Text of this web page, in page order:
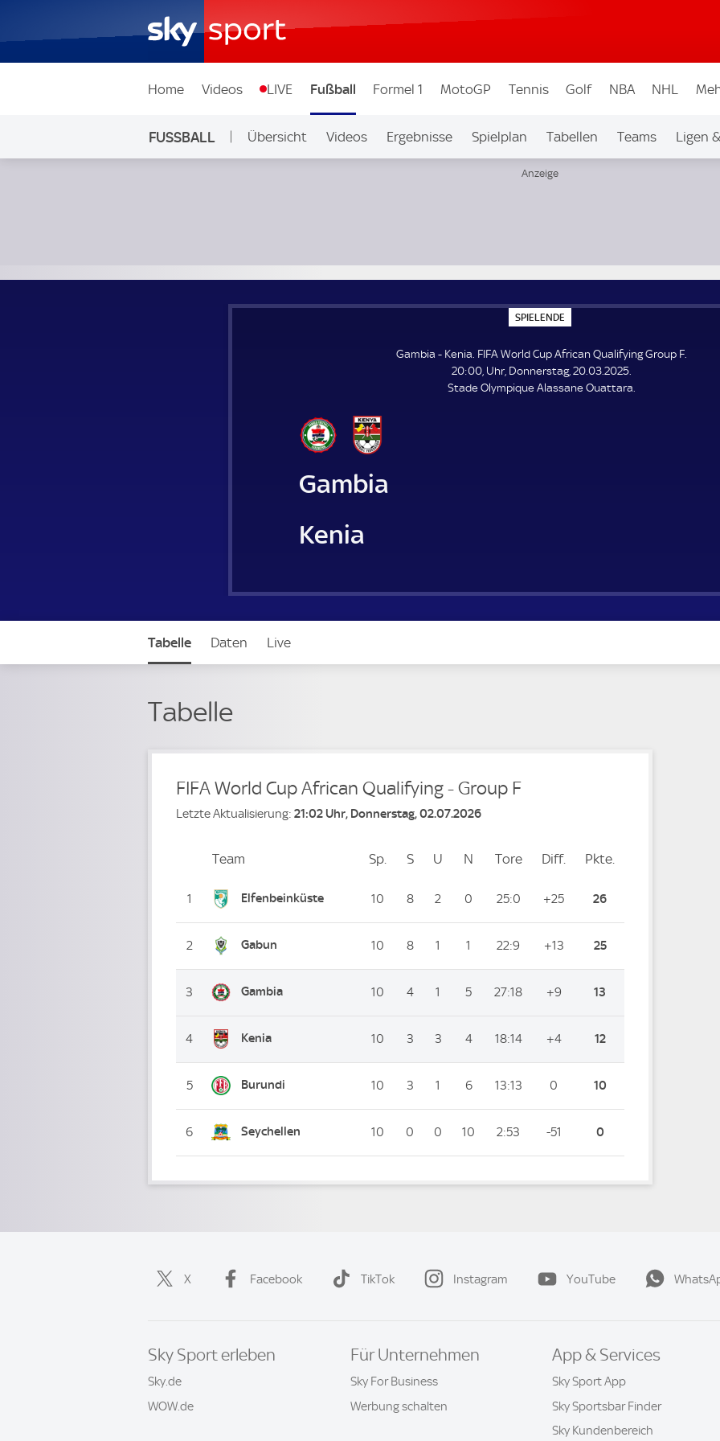
Home Videos LIVE Fußball Formel 1 MotoGP Tennis Golf NBA NHL
FUSSBALL Übersicht Videos Ergebnisse Spielplan Tabellen Teams Ligen
SPIELENDE
P
E
E
N
Gambia - Kenia. FIFA World Cup African Qualifying Group F.
20:00, Uhr, Donnerstag, 20.03.2025.
Stade Olympique Alassane Ouattara.
Gambia
Kenia
Tabelle Daten Live
Tabelle
FIFA World Cup African Qualifying - Group F
Letzte Aktualisierung: 21:02 Uhr, Donnerstag, 02.07.2026
PlatzTeam Sp. Spiele
SSiege
U Unentschieden
N Niederlagen
ToreToreDiff. Differenz
Pkte.
1 Elfenbeinküste 10 8 2 0 25:0 +25 26
2 Gabun 10 8 1 1 22:9 +13 25
3 Gambia 10 4 1 5 27:18 +9 13
4 Kenia 10 3 3 4 18:14 +4 12
5 Burundi 10 3 1 6 13:13 0 10
6 Seychellen 10 0 0 10 2:53 -51 0
X Facebook TikTok Instagram YouTube
Sky Sport erleben
Sky.de
WOW.de
Für Unternehmen
Sky For Business
Werbung schalten
App & Services
Sky Sport App
Sky Sportsbar Finder
Sky Kundenbereich